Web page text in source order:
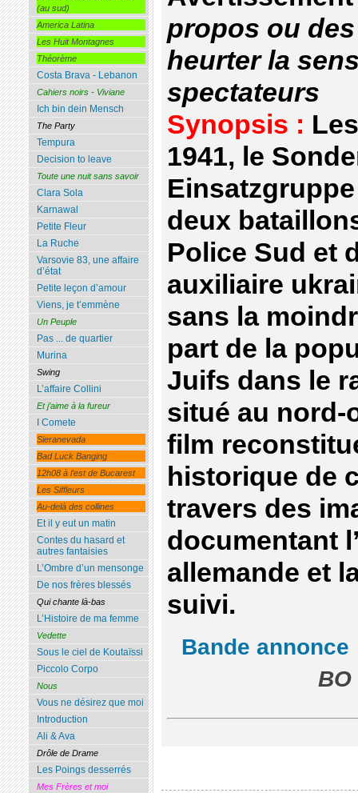
propos ou
heurter la
spectateurs
Synopsis :
1941, le
Einsatzgruppe
deux
Police Sud et
auxiliaire
sans la
part de la
Juifs dans le
situé au nord-
film
historique de
travers des
documentant
allemande et
suivi.
Bande annonce
BO
(au sud)
America Latina
Les Huit Montagnes
Théorème
Costa Brava - Lebanon
Cahiers noirs - Viviane
Ich bin dein Mensch
The Party
Tempura
Decision to leave
Toute une nuit sans savoir
Clara Sola
Karnawal
Petite Fleur
La Ruche
Varsovie 83, une affaire
d’état
Petite leçon d’amour
Viens, je t’emmène
Un Peuple
Pas ... de quartier
Murina
Swing
L’affaire Collini
Et j’aime à la fureur
I Comete
Sieranevada
Bad Luck Banging
12h08 à l’est de Bucarest
Les Siffleurs
Au-delà des collines
Et il y eut un matin
Contes du hasard et
autres fantaisies
L’Ombre d’un mensonge
De nos frères blessés
Qui chante là-bas
L’Histoire de ma femme
Vedette
Sous le ciel de Koutaïssi
Piccolo Corpo
Nous
Vous ne désirez que moi
Introduction
Ali & Ava
Drôle de Drame
Les Poings desserrés
Mes Frères et moi